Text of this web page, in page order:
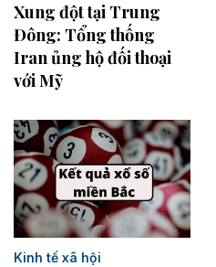
Xung đột tại Trung
Đông: Tổng thống
Iran ủng hộ đối thoại
với Mỹ
Kinh tế xã hội